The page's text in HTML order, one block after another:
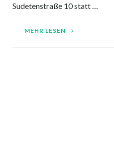
Sudetenstraße 10 statt …
MEHR LESEN